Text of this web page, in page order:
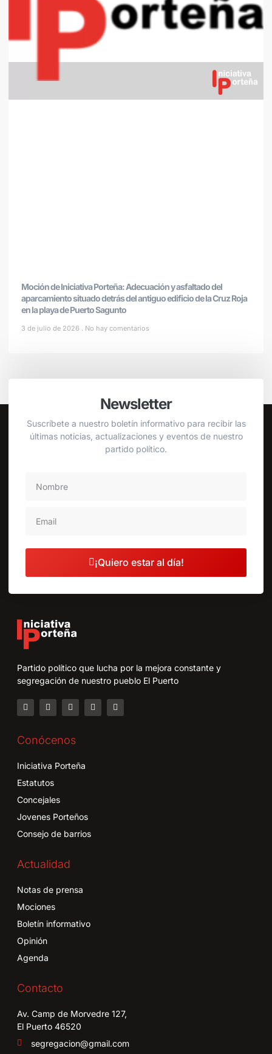
Moción de Iniciativa Porteña: Adecuación y asfaltado del
aparcamiento situado detrás del antiguo edificio de la Cruz Roja
en la playa de Puerto Sagunto
3 de julio de 2026 No hay comentarios
Newsletter
Suscríbete a nuestro boletín informativo para recibir las
últimas noticias, actualizaciones y eventos de nuestro
partido político.
¡Quiero estar al día!
Partido político que lucha por la mejora constante y
segregación de nuestro pueblo El Puerto
Conócenos
Iniciativa Porteña
Estatutos
Concejales
Jovenes Porteños
Consejo de barrios
Actualidad
Notas de prensa
Mociones
Boletín informativo
Opinión
Agenda
Contacto
Av. Camp de Morvedre 127,
El Puerto 46520
segregacion@gmail.com